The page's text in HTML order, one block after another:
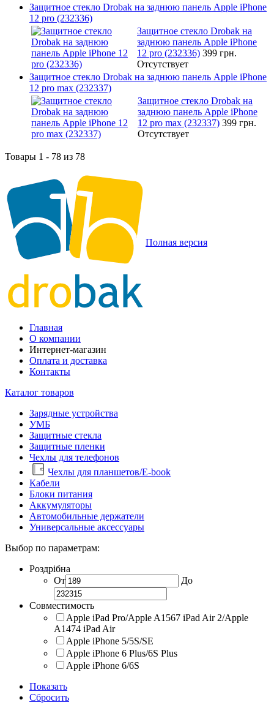
Защитное стекло Drobak на заднюю панель Apple iPhone
12 pro (232336)
Защитное стекло Drobak на
заднюю панель Apple iPhone
12 pro (232336) 399 грн.
Отсутствует
Защитное стекло Drobak на заднюю панель Apple iPhone
12 pro max (232337)
Защитное стекло Drobak на
заднюю панель Apple iPhone
12 pro max (232337) 399 грн.
Отсутствует
Товары 1 - 78 из 78
Полная версия
Главная
О компании
Интернет-магазин
Оплата и доставка
Контакты
Каталог товаров
Зарядные устройства
УМБ
Защитные стекла
Защитные пленки
Чехлы для телефонов
Чехлы для планшетов/E-book
Кабели
Блоки питания
Аккумуляторы
Автомобильные держатели
Универсальные аксессуары
Выбор по параметрам:
Роздрібна
От
До
Совместимость
Apple iPad Pro/Apple A1567 iPad Air 2/Apple
A1474 iPad Air
Apple iPhone 5/5S/SE
Apple iPhone 6 Plus/6S Plus
Apple iPhone 6/6S
Показать
Сбросить